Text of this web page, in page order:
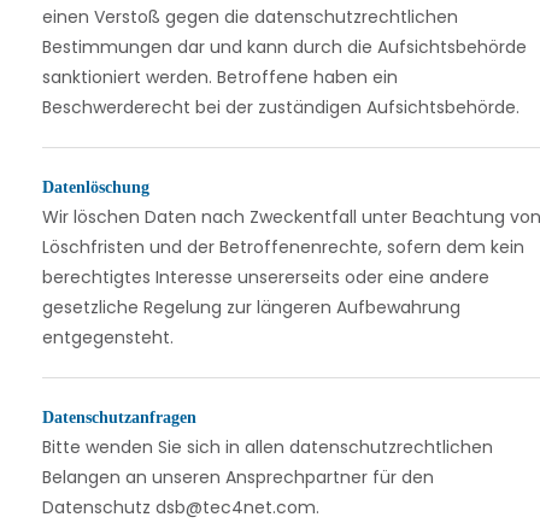
einen Verstoß gegen die datenschutzrechtlichen
Bestimmungen dar und kann durch die Aufsichtsbehörde
sanktioniert werden. Betroffene haben ein
Beschwerderecht bei der zuständigen Aufsichtsbehörde.
Datenlöschung
Wir löschen Daten nach Zweckentfall unter Beachtung von
Löschfristen und der Betroffenenrechte, sofern dem kein
berechtigtes Interesse unsererseits oder eine andere
gesetzliche Regelung zur längeren Aufbewahrung
entgegensteht.
Datenschutzanfragen
Bitte wenden Sie sich in allen datenschutzrechtlichen
Belangen an unseren Ansprechpartner für den
Datenschutz dsb@tec4net.com.